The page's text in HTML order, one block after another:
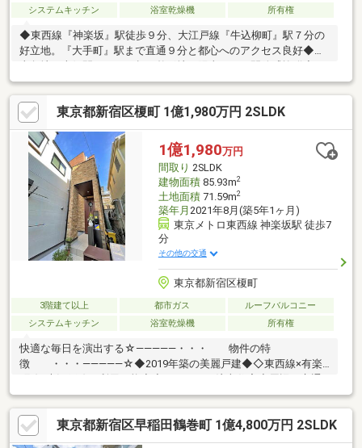
システムキッチン
浴室乾燥機 所有権
◆東西線『神楽坂』駅徒歩９分、大江戸線『牛込柳町』駅７分の
好立地。『大手町』駅まで直通９分と都心へのアクセス良好◆南
成８年旭化成ホームズ施工の鉄骨造フルリノベーション中古住宅
◆ハイグレードなリフォーム内容【LIXIL製ペニンシュラキッチ
ン・リシェル、ツーボウル洗面化粧台・ルミシス、１６２０バス
ルーム・スパージュ、タンクレストイレ・サティス、石目柄鏡面
調フローリング、外壁塗装タイル貼り】◆人気の早稲田小学校・
早稲田幼稚園まで徒歩７分◆弊社売主物件につき諸経費も抑えら
れます。リノベーション工事完了済！内覧随時受付中！
東京都新宿区榎町 1億1,980万円 2SLDK
1億1,980万円
間取り 2SLDK
建物面積85.93m2
土地面積71.59m2
築年月 2021年8月(築5年1ヶ月)
東京メトロ東西線 神楽坂駅 徒歩7
分
その他の交通
東京都新宿区榎町
3階建て以上 都市ガス
ルーフバルコニー
システムキッチン
浴室乾燥機 所有権
快適な毎日を演出する☆―――――・・・ 物件の特
徴 ・・・―――――☆◆2019年築の美麗戸建◆◇東西線×有楽
量が少ない閑静な住宅地◆ビルドインオーブン付のシステムキッ
チン◇大型ウォークインクローゼット◆公園、スーパー、コンビ
ニも近く生活環境良好！※間取り S＝サービスルーム（納戸）で
す。ご見学予約受付中です。お気軽にお問い合わせください。
東京都新宿区早稲田鶴巻町 1億4,800万円 2SLDK